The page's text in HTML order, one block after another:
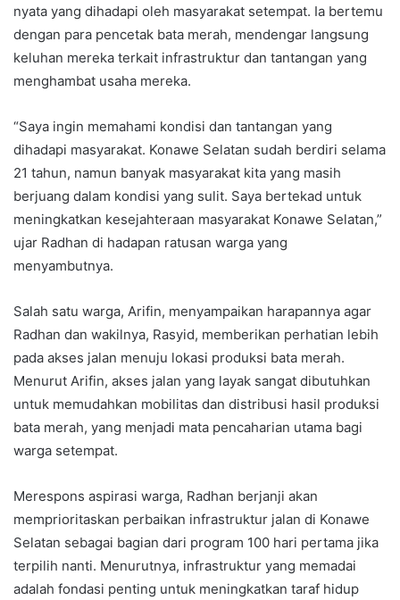
nyata yang dihadapi oleh masyarakat setempat. Ia bertemu
dengan para pencetak bata merah, mendengar langsung
keluhan mereka terkait infrastruktur dan tantangan yang
menghambat usaha mereka.
“Saya ingin memahami kondisi dan tantangan yang
dihadapi masyarakat. Konawe Selatan sudah berdiri selama
21 tahun, namun banyak masyarakat kita yang masih
berjuang dalam kondisi yang sulit. Saya bertekad untuk
meningkatkan kesejahteraan masyarakat Konawe Selatan,”
ujar Radhan di hadapan ratusan warga yang
menyambutnya.
Salah satu warga, Arifin, menyampaikan harapannya agar
Radhan dan wakilnya, Rasyid, memberikan perhatian lebih
pada akses jalan menuju lokasi produksi bata merah.
Menurut Arifin, akses jalan yang layak sangat dibutuhkan
untuk memudahkan mobilitas dan distribusi hasil produksi
bata merah, yang menjadi mata pencaharian utama bagi
warga setempat.
Merespons aspirasi warga, Radhan berjanji akan
memprioritaskan perbaikan infrastruktur jalan di Konawe
Selatan sebagai bagian dari program 100 hari pertama jika
terpilih nanti. Menurutnya, infrastruktur yang memadai
adalah fondasi penting untuk meningkatkan taraf hidup